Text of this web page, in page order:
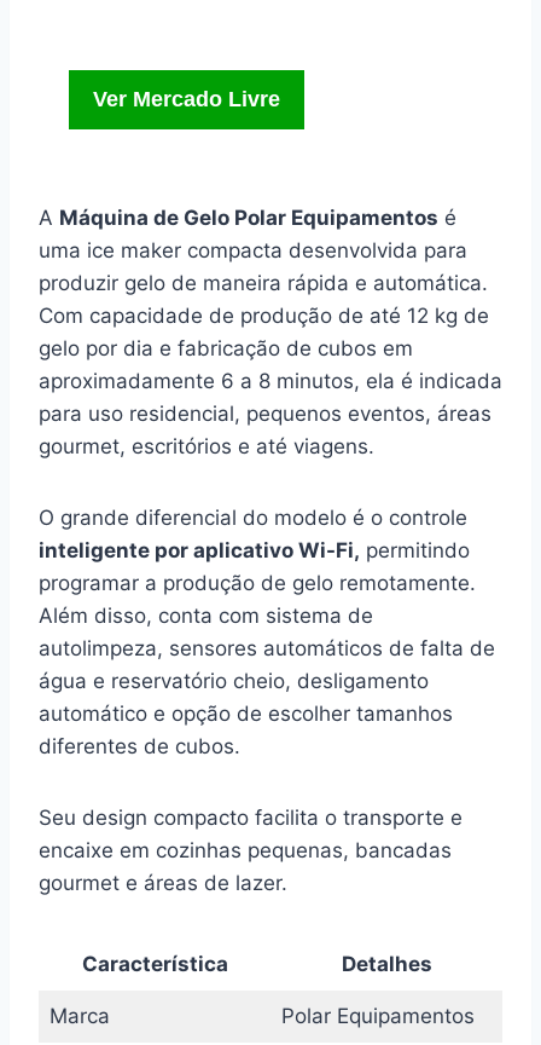
Ver Mercado Livre
A Máquina de Gelo Polar Equipamentos é
uma ice maker compacta desenvolvida para
produzir gelo de maneira rápida e automática.
Com capacidade de produção de até 12 kg de
gelo por dia e fabricação de cubos em
aproximadamente 6 a 8 minutos, ela é indicada
para uso residencial, pequenos eventos, áreas
gourmet, escritórios e até viagens.
O grande diferencial do modelo é o controle
inteligente por aplicativo Wi-Fi, permitindo
programar a produção de gelo remotamente.
Além disso, conta com sistema de
autolimpeza, sensores automáticos de falta de
água e reservatório cheio, desligamento
automático e opção de escolher tamanhos
diferentes de cubos.
Seu design compacto facilita o transporte e
encaixe em cozinhas pequenas, bancadas
gourmet e áreas de lazer.
Característica Detalhes
Marca Polar Equipamentos